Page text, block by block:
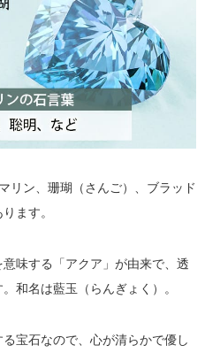
リン、珊瑚（さんご）、ブラッド
ます。
味する「アクア」が由来で、透
和名は藍玉（らんぎょく）。
宝石なので、心が清らかで優し